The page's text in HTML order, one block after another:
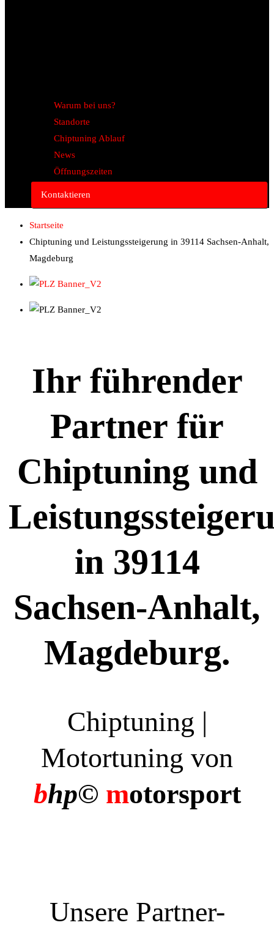
Warum bei uns?
Standorte
Chiptuning Ablauf
News
Öffnungszeiten
Kontaktieren
Startseite
Chiptuning und Leistungssteigerung in 39114 Sachsen-Anhalt,
Magdeburg
Ihr führender
Partner für
Chiptuning und
in 39114
Sachsen-Anhalt,
Magdeburg.
Chiptuning |
Motortuning von
bhp© motorsport
Unsere Partner-